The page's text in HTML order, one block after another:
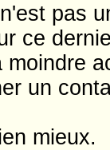
pas
ce
un
mieux.